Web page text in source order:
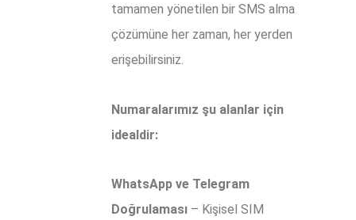
tamamen yönetilen bir SMS alma
çözümüne her zaman, her yerden
erişebilirsiniz.
Numaralarımız şu alanlar için
idealdir:
WhatsApp ve Telegram
Doğrulaması – Kişisel SIM